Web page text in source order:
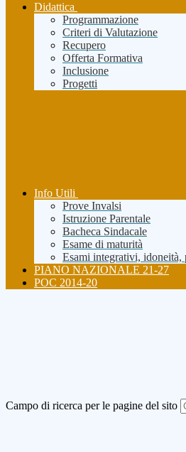
Didattica
Programmazione
Criteri di Valutazione
Recupero
Offerta Formativa
Inclusione
Progetti
Info Utili
Prove Invalsi
Istruzione Parentale
Bacheca Sindacale
Esame di maturità
Esami integrativi, idoneità,
PIANO NAZIONALE 21-27
POC 2014-20
Campo di ricerca per le pagine del sito